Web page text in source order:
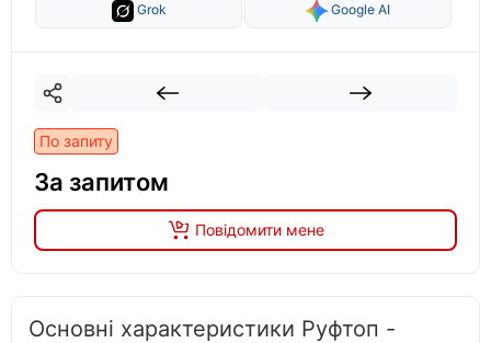
Grok Google AI
По запиту
За запитом
Повідомити мене
Основні характеристики Руфтоп -